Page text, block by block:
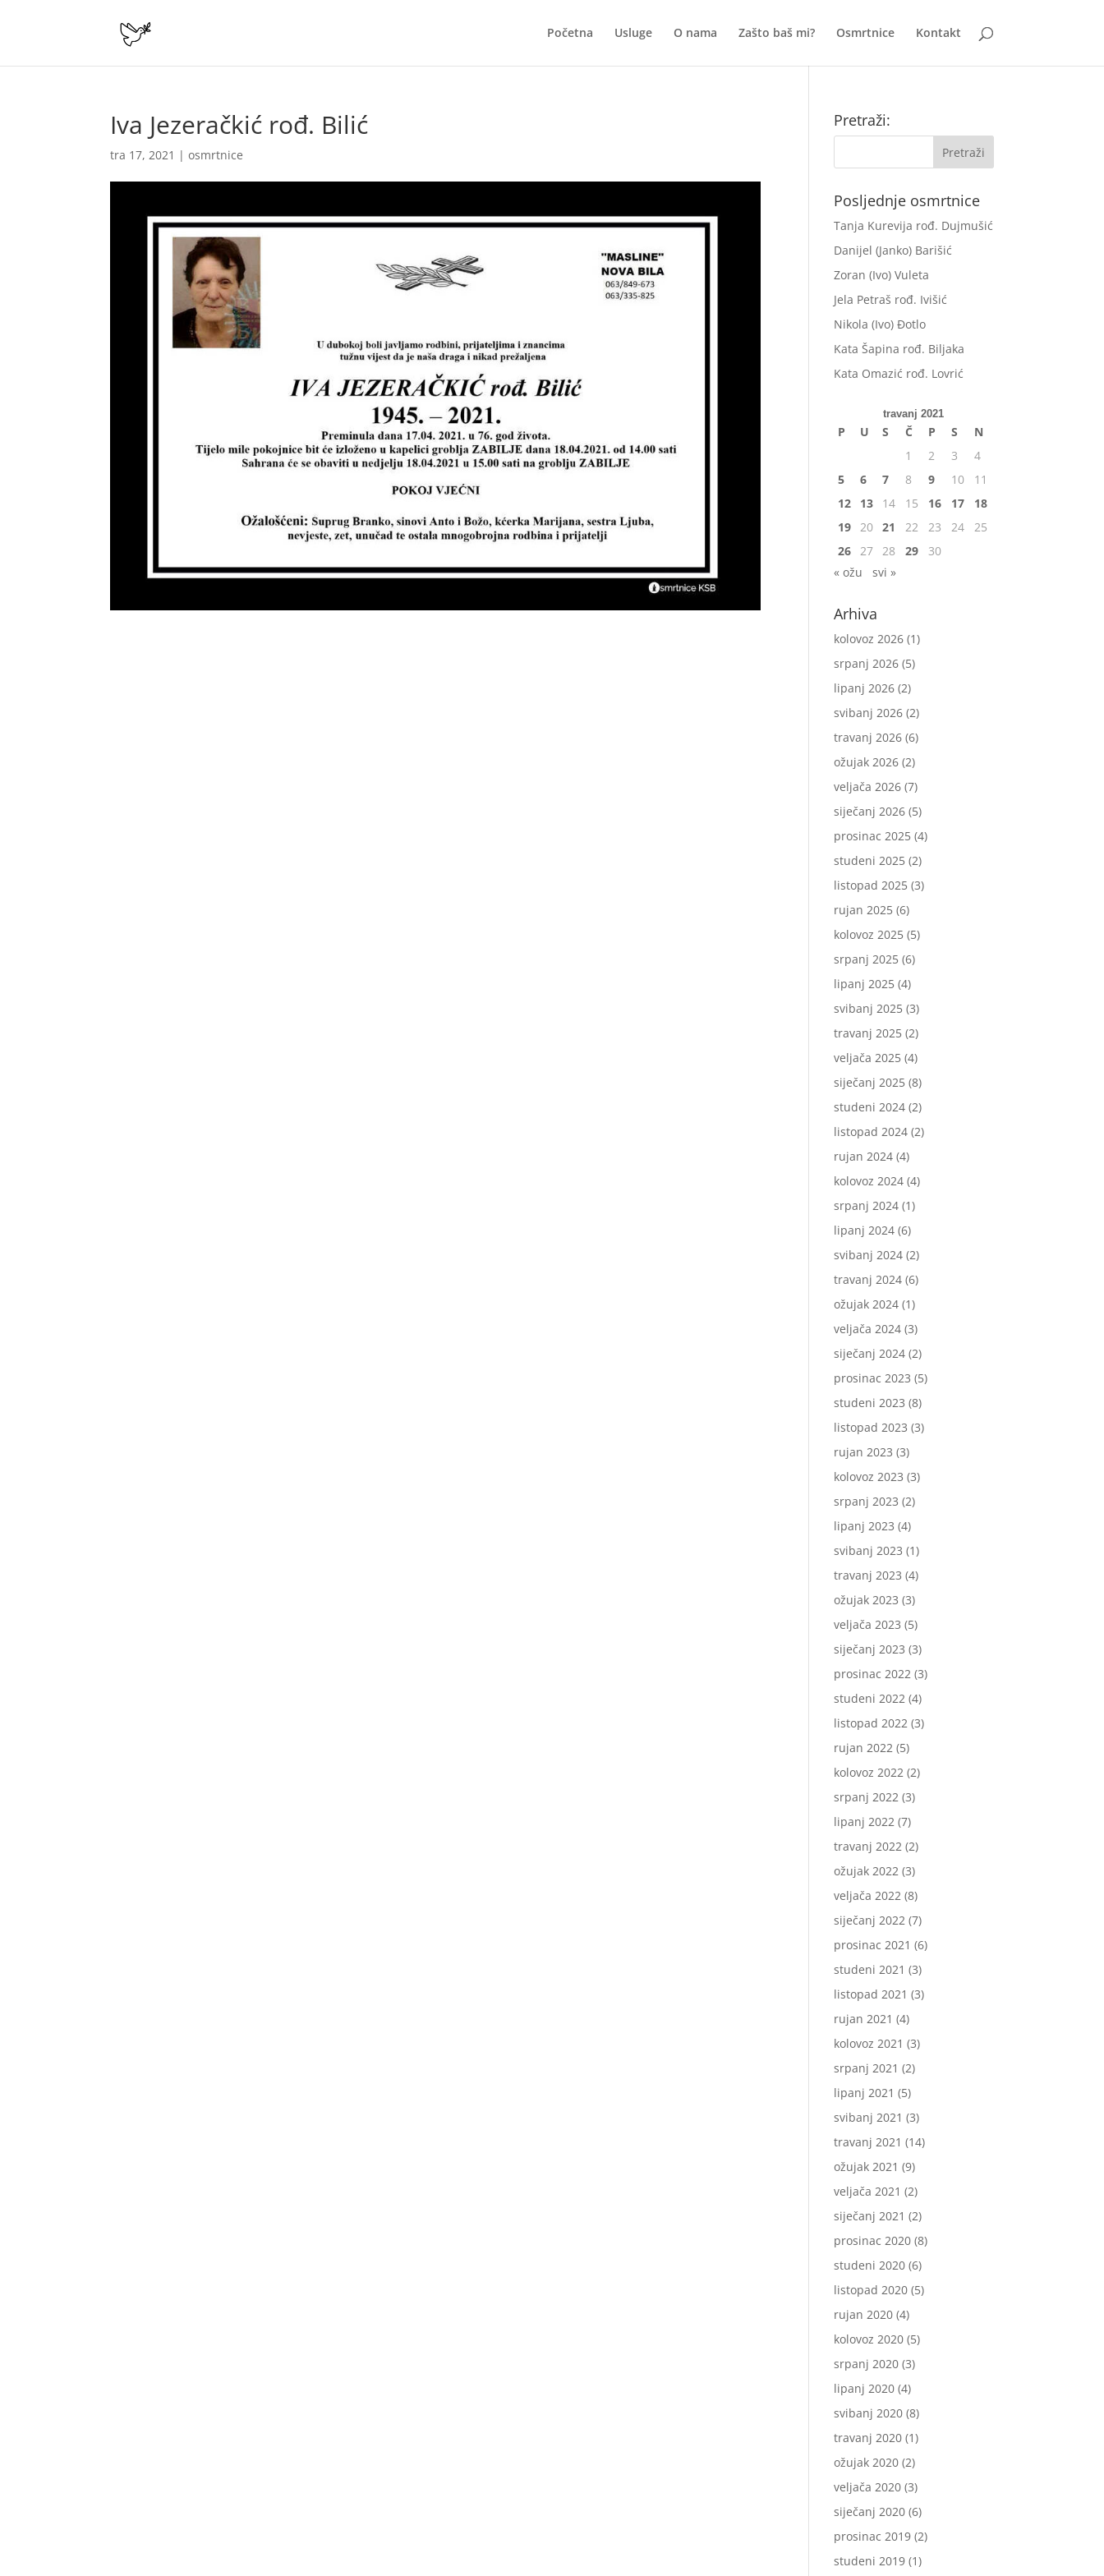
Početna Usluge O nama Zašto baš mi? Osmrtnice Kontakt
Iva Jezeračkić rođ. Bilić
tra 17, 2021 |osmrtnice
Pretraži:
Posljednje osmrtnice
Tanja Kurevija rođ. Dujmušić
Danijel (Janko) Barišić
Zoran (Ivo) Vuleta
Jela Petraš rođ. Ivišić
Nikola (Ivo) Đotlo
Kata Šapina rođ. Biljaka
Kata Omazić rođ. Lovrić
travanj 2021
P U S Č P S
N
1
2 3
4
5
6 7 8 9 10
11
12
13 14 15 16 17
18
19 20 21 22 23 24
25
26 27 28 29
30
« ožu
svi »
Arhiva
kolovoz 2026 (1)
srpanj 2026 (5)
lipanj 2026 (2)
svibanj 2026 (2)
travanj 2026 (6)
ožujak 2026 (2)
veljača 2026 (7)
siječanj 2026 (5)
prosinac 2025 (4)
studeni 2025 (2)
listopad 2025 (3)
rujan 2025 (6)
kolovoz 2025 (5)
srpanj 2025 (6)
lipanj 2025 (4)
svibanj 2025 (3)
travanj 2025 (2)
veljača 2025 (4)
siječanj 2025 (8)
studeni 2024 (2)
listopad 2024 (2)
rujan 2024 (4)
kolovoz 2024 (4)
srpanj 2024 (1)
lipanj 2024 (6)
svibanj 2024 (2)
travanj 2024 (6)
ožujak 2024 (1)
veljača 2024 (3)
siječanj 2024 (2)
prosinac 2023 (5)
studeni 2023 (8)
listopad 2023 (3)
rujan 2023 (3)
kolovoz 2023 (3)
srpanj 2023 (2)
lipanj 2023 (4)
svibanj 2023 (1)
travanj 2023 (4)
ožujak 2023 (3)
veljača 2023 (5)
siječanj 2023 (3)
prosinac 2022 (3)
studeni 2022 (4)
listopad 2022 (3)
rujan 2022 (5)
kolovoz 2022 (2)
srpanj 2022 (3)
lipanj 2022 (7)
travanj 2022 (2)
ožujak 2022 (3)
veljača 2022 (8)
siječanj 2022 (7)
prosinac 2021 (6)
studeni 2021 (3)
listopad 2021 (3)
rujan 2021 (4)
kolovoz 2021 (3)
srpanj 2021 (2)
lipanj 2021 (5)
svibanj 2021 (3)
travanj 2021 (14)
ožujak 2021 (9)
veljača 2021 (2)
siječanj 2021 (2)
prosinac 2020 (8)
studeni 2020 (6)
listopad 2020 (5)
rujan 2020 (4)
kolovoz 2020 (5)
srpanj 2020 (3)
lipanj 2020 (4)
svibanj 2020 (8)
travanj 2020 (1)
ožujak 2020 (2)
veljača 2020 (3)
siječanj 2020 (6)
prosinac 2019 (2)
studeni 2019 (1)